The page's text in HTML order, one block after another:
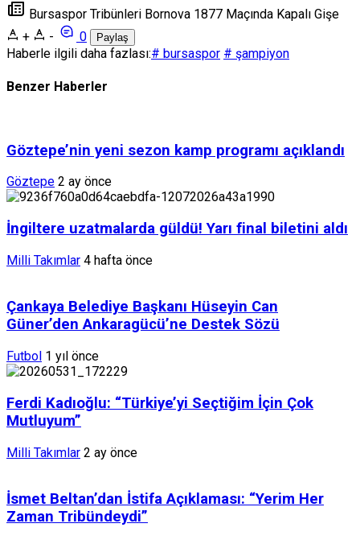
Bursaspor Tribünleri Bornova 1877 Maçında Kapalı Gişe
+
- 0 Paylaş
Haberle ilgili daha fazlası:# bursaspor # şampiyon
Benzer Haberler
Göztepe’nin yeni sezon kamp programı açıklandı
Göztepe 2 ay önce
İngiltere uzatmalarda güldü! Yarı final biletini aldı
Milli Takımlar 4 hafta önce
Çankaya Belediye Başkanı Hüseyin Can
Güner’den Ankaragücü’ne Destek Sözü
Futbol 1 yıl önce
Ferdi Kadıoğlu: “Türkiye’yi Seçtiğim İçin Çok
Mutluyum”
Milli Takımlar 2 ay önce
İsmet Beltan’dan İstifa Açıklaması: “Yerim Her
Zaman Tribündeydi”